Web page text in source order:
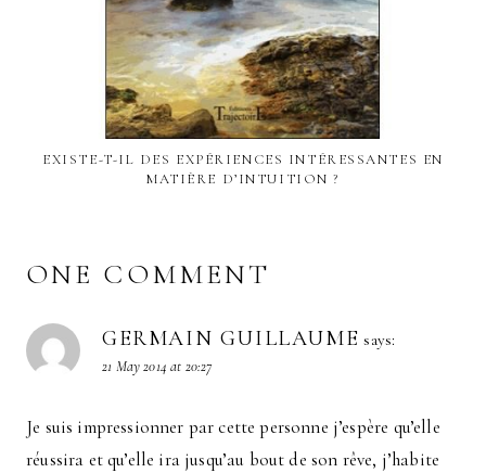
EXISTE-T-IL DES EXPÉRIENCES INTÉRESSANTES EN
MATIÈRE D’INTUITION ?
ONE COMMENT
GERMAIN GUILLAUME says:
21 May 2014 at 20:27
Je suis impressionner par cette personne j’espère qu’elle
réussira et qu’elle ira jusqu’au bout de son rêve, j’habite